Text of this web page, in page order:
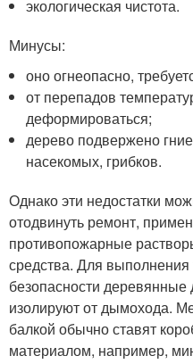
экологическая чистота.
Минусы:
оно огнеопасно,
от перепадов
деформироваться;
дерево подвержено
насекомых, грибков.
Однако эти недостатки
отодвинуть ремонт,
противопожарные
средства. Для
безопасности деревянные
изолируют от дымохода.
балкой обычно ставят
материалом, например,